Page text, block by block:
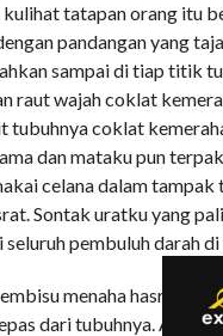
tatapan orang itu
pandangan yang
sampai di tiap titik
raut wajah coklat
tubuhnya coklat
dan mataku pun
celana dalam
Sontak uratku yang
pembuluh darah
menaha hasratku
dari tubuhnya. Aku